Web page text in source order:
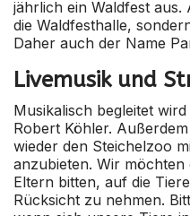
jährlich ein Waldfest
die Waldfesthalle,
Daher auch der Name
Livemusik und
Musikalisch begleitet
Robert Köhler.
wieder den Steichelzoo
anzubieten. Wir
Eltern bitten, auf die
Rücksicht zu nehmen.